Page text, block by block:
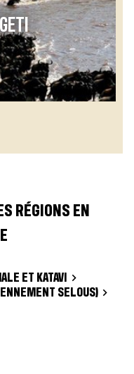
RÉGIONS EN
ET KATAVI
SELOUS)